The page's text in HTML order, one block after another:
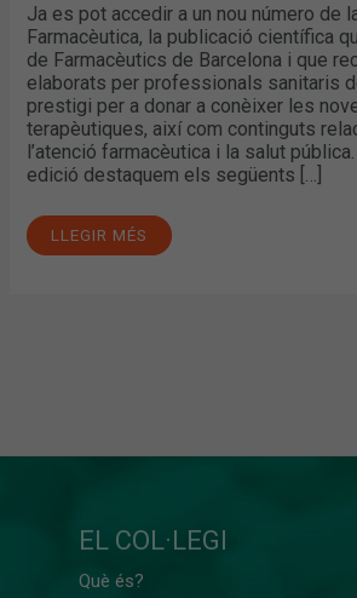
Ja es pot accedir a un nou número de
Farmacèutica, la publicació científica
de Farmacèutics de Barcelona i que
elaborats per professionals sanitaris
prestigi per a donar a conèixer les
terapèutiques, així com continguts
l’atenció farmacèutica i la salut
edició destaquem els següents […]
LLEGIR MÉS
EL COL·LEGI
Què és?